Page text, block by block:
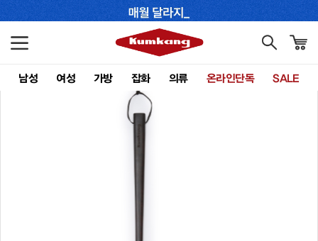
남성 여성 가방 잡화 의류 온라인단독 SALE